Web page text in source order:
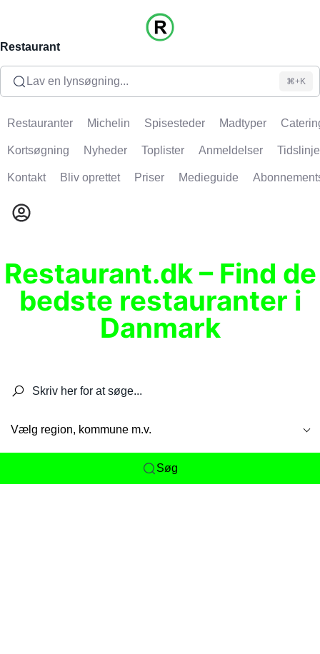
Restaurant
Lav en lynsøgning... ⌘+K
Restauranter Michelin Spisesteder Madtyper
Kortsøgning Nyheder Toplister Anmeldelser Tidslinje
Kontakt Bliv oprettet Priser Medieguide
Restaurant.dk – Find de
bedste restauranter i
Danmark
Vælg region, kommune m.v.
Søg